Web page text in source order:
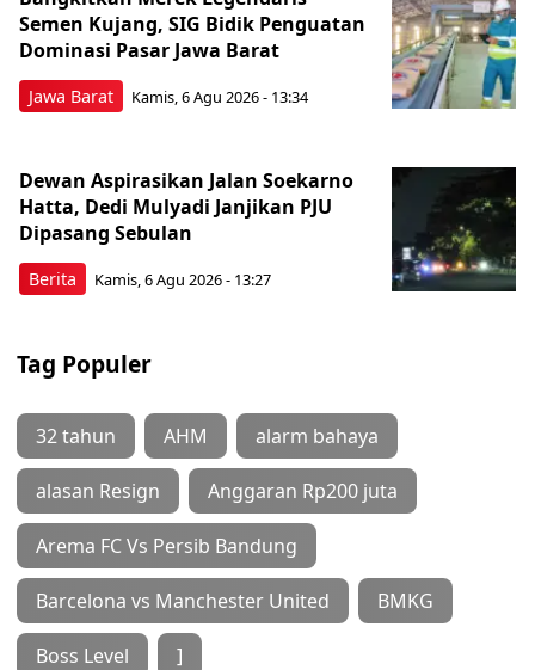
Jawa Barat
Semen Kujang, SIG Bidik Penguatan
Dominasi Pasar Jawa Barat
Kamis, 6 Agu 2026 - 13:34
Berita
Dewan Aspirasikan Jalan Soekarno
Hatta, Dedi Mulyadi Janjikan PJU
Dipasang Sebulan
Kamis, 6 Agu 2026 - 13:27
Tag Populer
32 tahun AHM alarm bahaya
alasan Resign Anggaran Rp200 juta
Arema FC Vs Persib Bandung
Barcelona vs Manchester United BMKG
Boss Level ]